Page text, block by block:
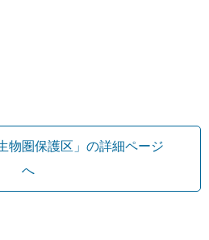
物圏保護区」の詳細ページ
へ